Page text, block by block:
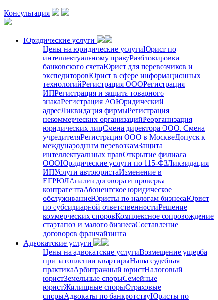
Консультация
Юридические услуги
Цены на юридические услугиЮрист по
интеллектуальному правуРазблокировка
банковского счетаЮрист для перевозчиков и
экспедиторовЮрист в сфере информационных
технологийРегистрация ОООРегистрация
ИПРегистрация и защита товарного
знакаРегистрация АОЮридический
адресЛиквидация фирмыРегистрация
некоммерческих организацийРеорганизация
юридических лицСмена директора ООО. Смена
учредителяРегистрация ООО в МосквеДопуск к
международным перевозкамЗащита
интеллектуальных правОткрытие филиала
ОООЮридические услуги по 115-ФЗЛиквидация
ИПУслуги автоюристаИзменение в
ЕГРЮЛАнализ договора и проверка
контрагентаАбонентское юридическое
обслуживаниеЮристы по налогам бизнесаЮрист
по субсидиарной ответственностиРешение
коммерческих споровКомплексное сопровождение
стартапов и малого бизнесаСоставление
договоров франчайзинга
Адвокатские услуги
Цены на адвокатские услугиВозмещение ущерба
при затоплении квартирыНаша судебная
практикаАрбитражный юристНалоговый
юристЗемельные спорыСемейные
юристЖилищные спорыСтраховые
спорыАдвокаты по банкротствуЮристы по